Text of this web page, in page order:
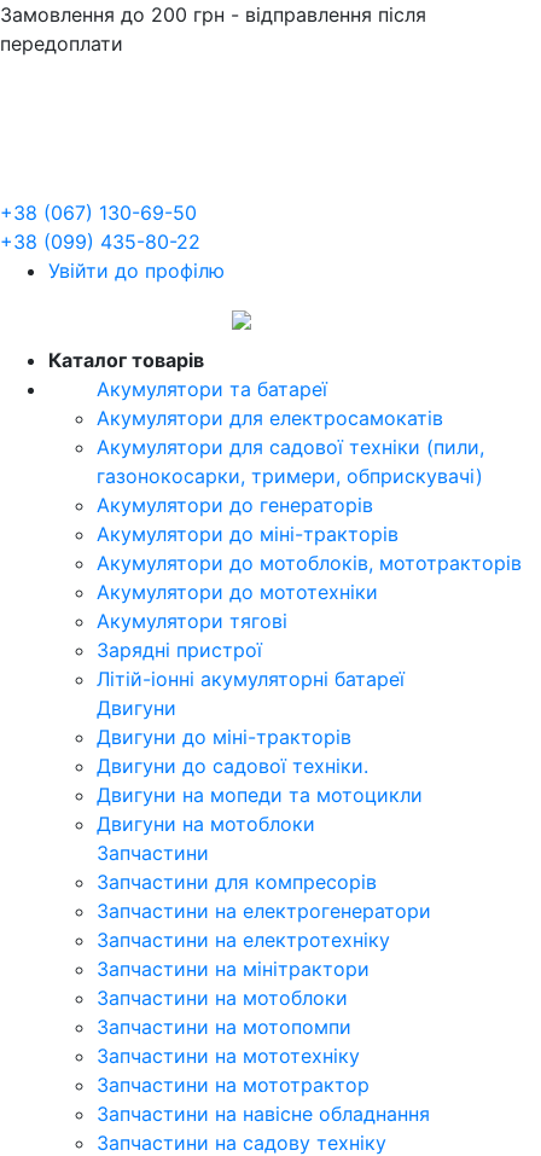
Замовлення до 200 грн - відправлення після
передоплати
+38 (067) 130-69-50
+38 (099) 435-80-22
Увійти до профілю
Каталог товарів
Акумулятори та батареї
Акумулятори для електросамокатів
Акумулятори для садової техніки (пили,
газонокосарки, тримери, обприскувачі)
Акумулятори до генераторів
Акумулятори до міні-тракторів
Акумулятори до мотоблоків, мототракторів
Акумулятори до мототехніки
Акумулятори тягові
Зарядні пристрої
Літій-іонні акумуляторні батареї
Двигуни
Двигуни до міні-тракторів
Двигуни до садової техніки.
Двигуни на мопеди та мотоцикли
Двигуни на мотоблоки
Запчастини
Запчастини для компресорів
Запчастини на електрогенератори
Запчастини на електротехніку
Запчастини на мінітрактори
Запчастини на мотоблоки
Запчастини на мотопомпи
Запчастини на мототехніку
Запчастини на мототрактор
Запчастини на навісне обладнання
Запчастини на садову техніку